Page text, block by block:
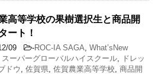
高等学校の果樹選択生と商品開
ート！
09 -ROC-IA SAGA What’sNew
スーパーグローバルハイスクール
ドレッ
ドウ 佐賀県 佐賀農業高等学校 商品開